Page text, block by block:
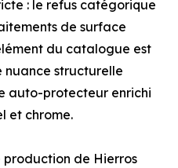
: le refus catégorique
de surface
du catalogue est
nuance structurelle
auto-protecteur enrichi
et chrome.
production de Hierros